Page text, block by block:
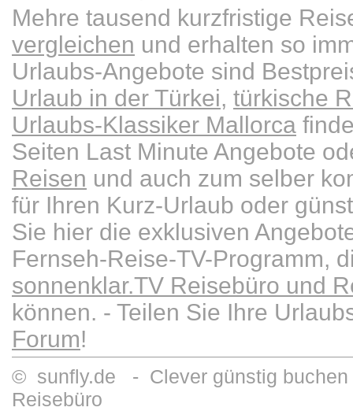
Mehre tausend kurzfristige
vergleichen und erhalten so
Urlaubs-Angebote sind
Urlaub in der Türkei, türkische
Urlaubs-Klassiker Mallorca
Seiten Last Minute Angebote
Reisen und auch zum selber
für Ihren Kurz-Urlaub oder
Sie hier die exklusiven
Fernseh-Reise-TV-Programm,
sonnenklar.TV Reisebüro und
können. - Teilen Sie Ihre
Forum!
© sunfly.de - Clever günstig buchen
Reisebüro